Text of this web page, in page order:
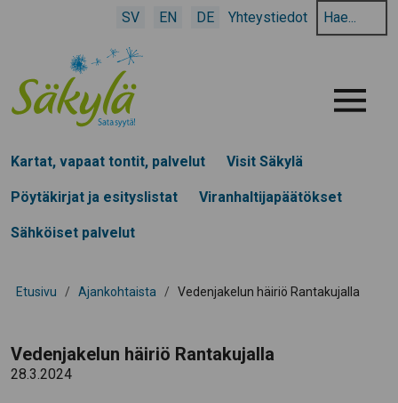
SV EN DE Yhteystiedot
Hae
hakusanalla:
Menu
Kartat, vapaat tontit, palvelut Visit Säkylä
Pöytäkirjat ja esityslistat Viranhaltijapäätökset
Sähköiset palvelut
Etusivu / Ajankohtaista / Vedenjakelun häiriö Rantakujalla
Vedenjakelun häiriö Rantakujalla
28.3.2024